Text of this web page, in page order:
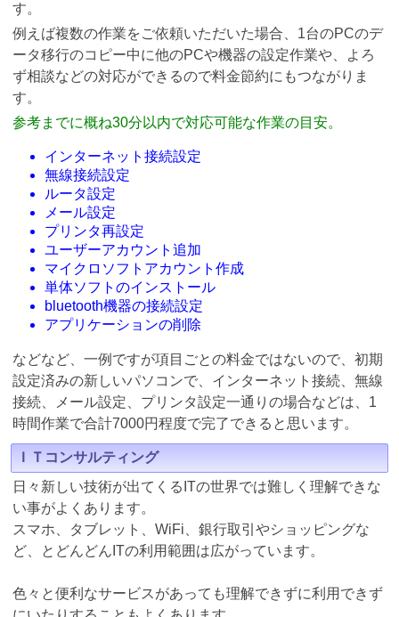
す。
例えば複数の作業をご依頼いただいた場合、1台のPCのデ
ータ移行のコピー中に他のPCや機器の設定作業や、よろ
ず相談などの対応ができるので料金節約にもつながりま
す。
参考までに概ね30分以内で対応可能な作業の目安。
インターネット接続設定
無線接続設定
ルータ設定
メール設定
プリンタ再設定
ユーザーアカウント追加
マイクロソフトアカウント作成
単体ソフトのインストール
bluetooth機器の接続設定
アプリケーションの削除
などなど、一例ですが項目ごとの料金ではないので、初期
設定済みの新しいパソコンで、インターネット接続、無線
接続、メール設定、プリンタ設定一通りの場合などは、1
時間作業で合計7000円程度で完了できると思います。
ＩＴコンサルティング
日々新しい技術が出てくるITの世界では難しく理解できな
い事がよくあります。
スマホ、タブレット、WiFi、銀行取引やショッピングな
ど、とどんどんITの利用範囲は広がっています。
色々と便利なサービスがあっても理解できずに利用できず